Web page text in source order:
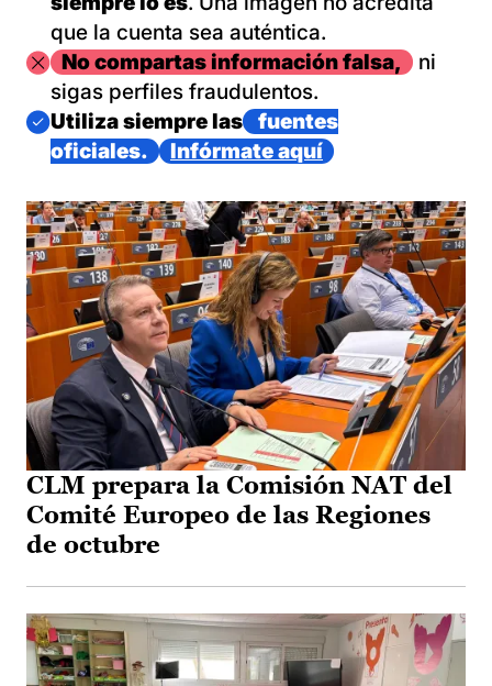
que la cuenta sea auténtica.
ImagenNo compartas información falsa,
ni
sigas perfiles fraudulentos.
Imagen
Utiliza siempre las
fuentes
oficiales.
Infórmate aquí
CLM prepara la Comisión NAT del
Comité Europeo de las Regiones
de octubre